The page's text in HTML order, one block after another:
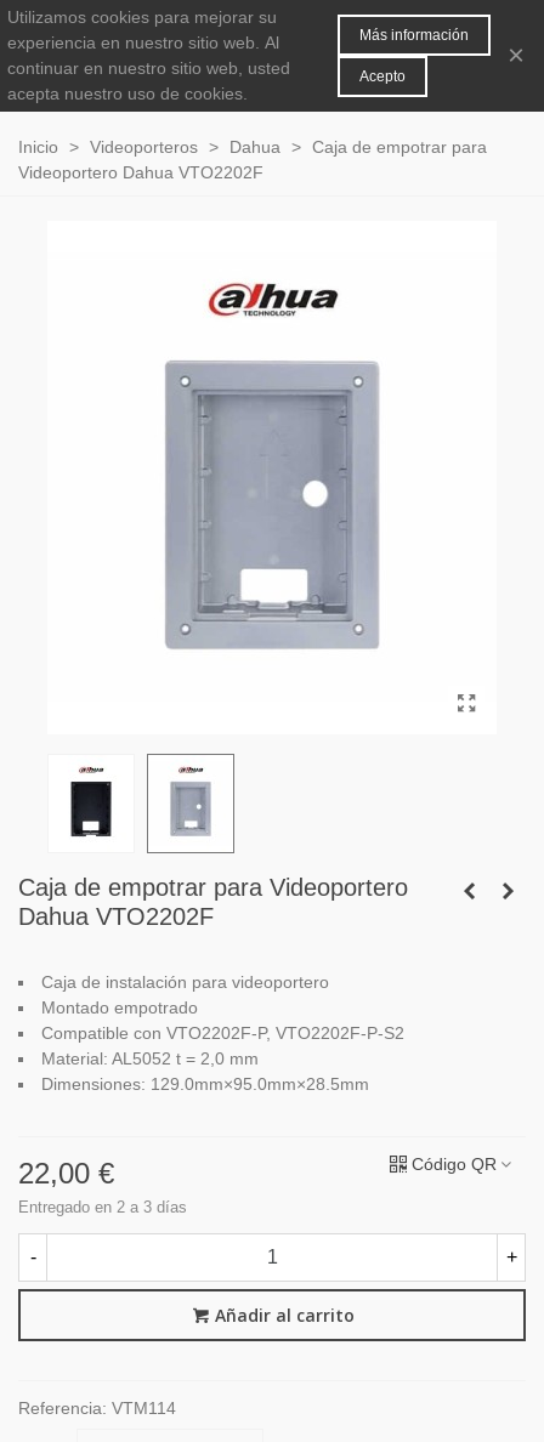
0
Inicio > Videoporteros > Dahua > Caja de empotrar para
Videoportero Dahua VTO2202F
Caja de empotrar para Videoportero
Dahua VTO2202F
Caja de instalación para videoportero
Montado empotrado
Compatible con VTO2202F-P, VTO2202F-P-S2
Material: AL5052 t = 2,0 mm
Dimensiones: 129.0mm×95.0mm×28.5mm
22,00 €
Entregado en 2 a 3 días
Código QR
- +
Añadir al carrito
Referencia: VTM114
Utilizamos cookies para mejorar su
experiencia en nuestro sitio web. Al
continuar en nuestro sitio web, usted
acepta nuestro uso de cookies.
Más información
Acepto
×